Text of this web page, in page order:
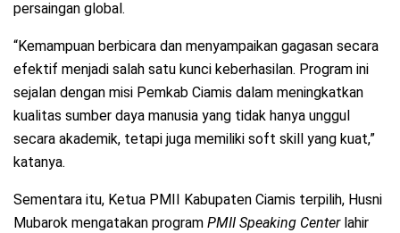
persaingan global.
“Kemampuan berbicara dan menyampaikan gagasan secara
efektif menjadi salah satu kunci keberhasilan. Program ini
sejalan dengan misi Pemkab Ciamis dalam meningkatkan
kualitas sumber daya manusia yang tidak hanya unggul
secara akademik, tetapi juga memiliki soft skill yang kuat,”
katanya.
Sementara itu, Ketua PMII Kabupaten Ciamis terpilih, Husni
Mubarok mengatakan program PMII Speaking Centerlahir